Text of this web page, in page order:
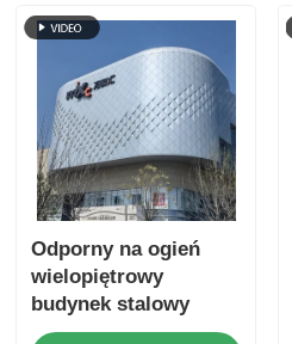
Odporny na ogień
wielopiętrowy
budynek stalowy
budynek handlowy